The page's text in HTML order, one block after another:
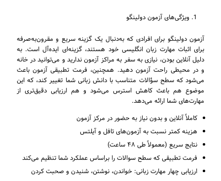
ویژگی‌های آزمون دولینگو
آزمون دولینگو برای افرادی که به‌دنبال یک گزینه سریع و مقرون‌به‌صرفه
برای اثبات مهارت زبان انگلیسی خود هستند، گزینه‌ای ایده‌آل است. به
دلیل آنلاین بودن، نیازی به سفر به مراکز آزمون ندارید و می‌توانید در خانه
و در محیطی راحت آزمون دهید. همچنین، فرمت تطبیقی آزمون باعث
می‌شود که سطح سؤالات متناسب با دانش زبانی شما تغییر کند، که این
موضوع هم باعث کاهش استرس می‌شود و هم ارزیابی دقیق‌تری از
مهارت‌های شما ارائه می‌دهد.
کاملاً آنلاین و بدون نیاز به حضور در مرکز آزمون
هزینه کمتر نسبت به آزمون‌های تافل و آیلتس
نتایج سریع (معمولاً طی ۴۸ ساعت)
فرمت تطبیقی که سطح سوالات را براساس عملکرد شما تنظیم می‌کند
ارزیابی چهار مهارت زبانی: خواندن، نوشتن، شنیدن و صحبت کردن